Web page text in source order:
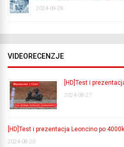
2024-09-28
VIDEORECENZJE
[HD]Test i
2024-08-27
[HD]Test i prezentacja Leoncino po
2024-08-20